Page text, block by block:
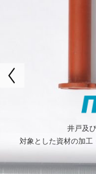
井戸及
対象とした資材の加工